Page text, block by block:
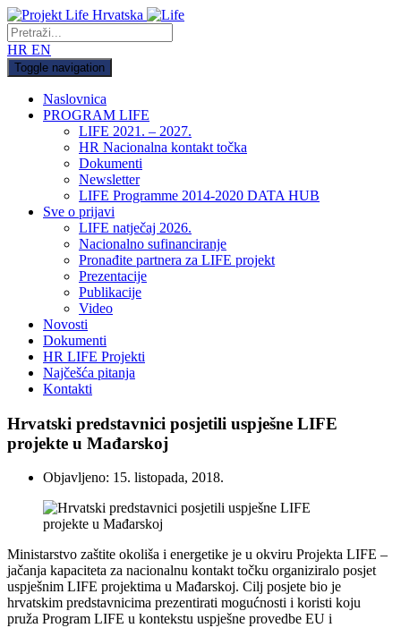
HR EN
Toggle navigation
Naslovnica
PROGRAM LIFE
LIFE 2021. – 2027.
HR Nacionalna kontakt točka
Dokumenti
Newsletter
LIFE Programme 2014-2020 DATA HUB
Sve o prijavi
LIFE natječaj 2026.
Nacionalno sufinanciranje
Pronađite partnera za LIFE projekt
Prezentacije
Publikacije
Video
Novosti
Dokumenti
HR LIFE Projekti
Najčešća pitanja
Kontakti
Hrvatski predstavnici posjetili uspješne LIFE
projekte u Mađarskoj
Objavljeno: 15. listopada, 2018.
Ministarstvo zaštite okoliša i energetike je u okviru Projekta LIFE –
jačanja kapaciteta za nacionalnu kontakt točku organiziralo posjet
uspješnim LIFE projektima u Mađarskoj. Cilj posjete bio je
hrvatskim predstavnicima prezentirati mogućnosti i koristi koju
pruža Program LIFE u kontekstu uspješne provedbe EU i